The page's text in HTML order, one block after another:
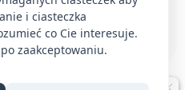
i ciasteczka
co Cie interesuje.
zaakceptowaniu.